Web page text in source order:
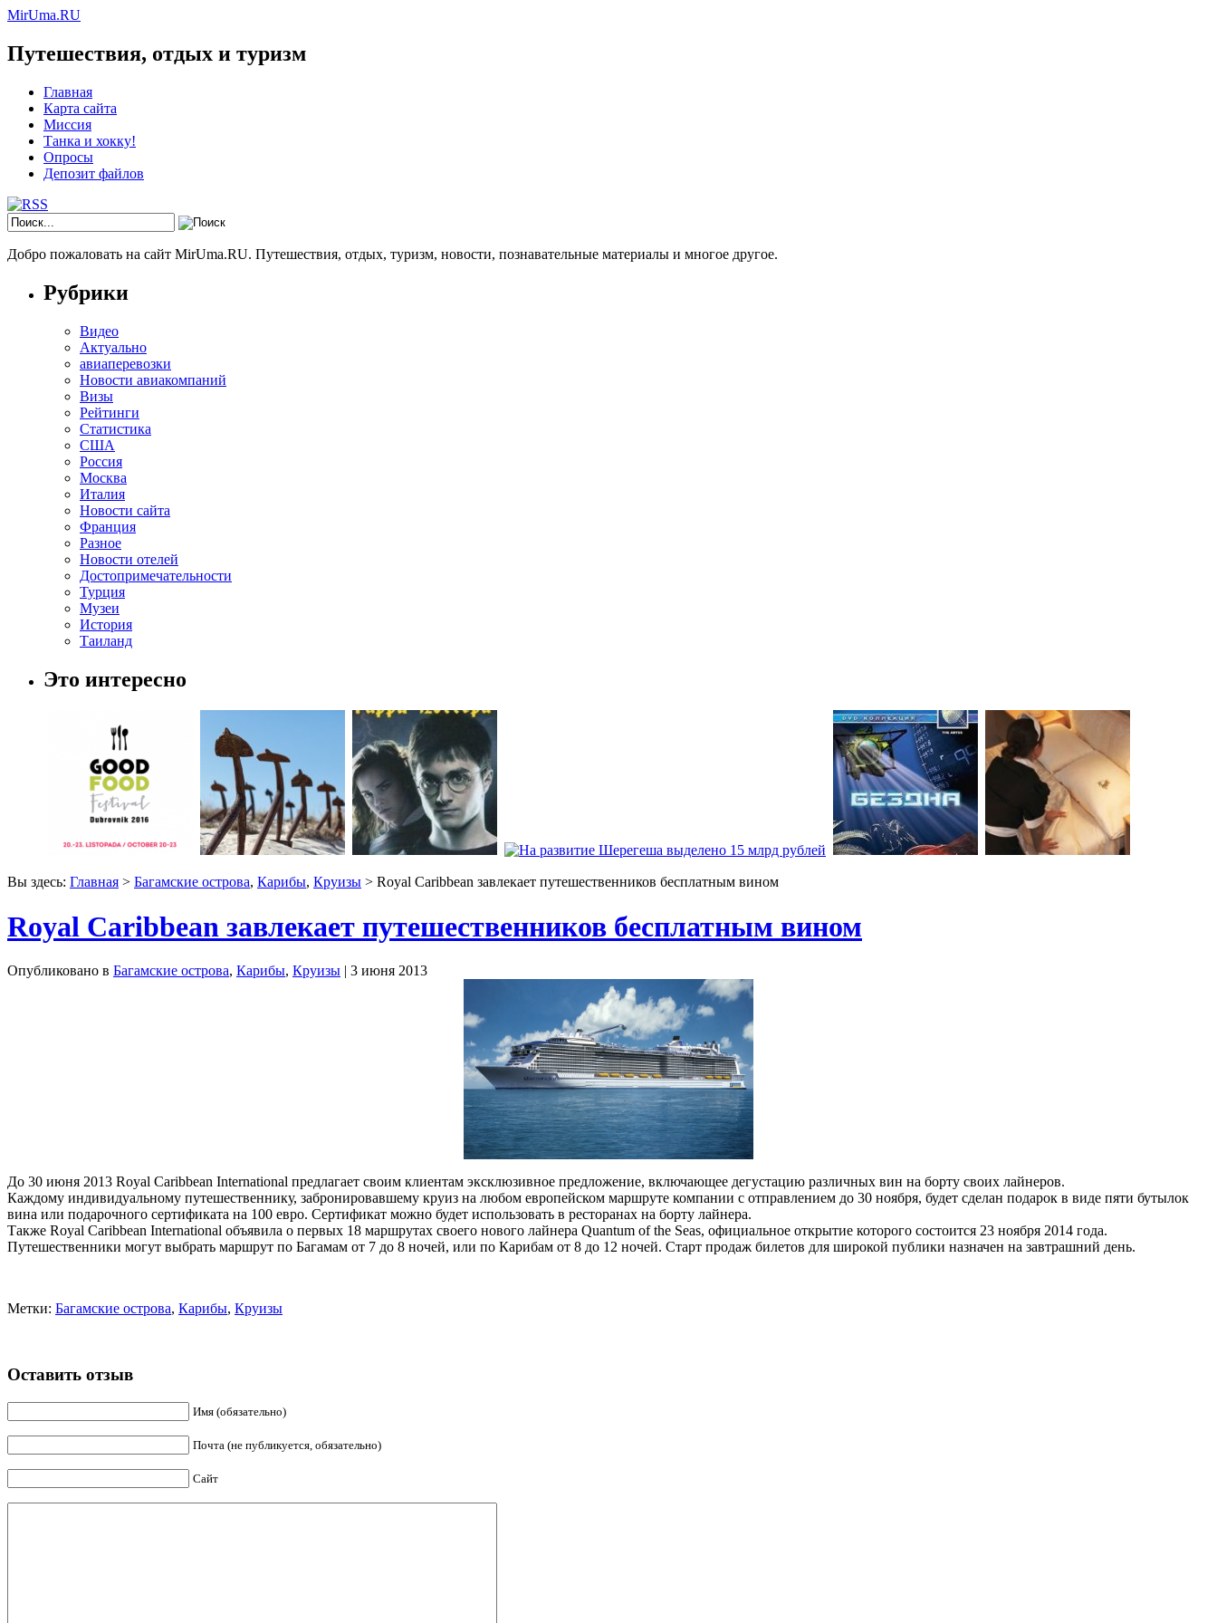
MirUma.RU
Путешествия, отдых и туризм
Главная
Карта сайта
Миссия
Танка и хокку!
Опросы
Депозит файлов
Добро пожаловать на сайт MirUma.RU. Путешествия, отдых, туризм, новости, познавательные материалы и многое другое.
Рубрики
Видео
Актуально
авиаперевозки
Новости авиакомпаний
Визы
Рейтинги
Статистика
США
Россия
Москва
Италия
Новости сайта
Франция
Разное
Новости отелей
Достопримечательности
Турция
Музеи
История
Таиланд
Это интересно
Вы здесь: Главная > Багамские острова, Карибы, Круизы > Royal Caribbean завлекает путешественников бесплатным вином
Royal Caribbean завлекает путешественников бесплатным вином
Опубликовано в Багамские острова, Карибы, Круизы | 3 июня 2013
До 30 июня 2013 Royal Caribbean International предлагает своим клиентам эксклюзивное предложение, включающее дегустацию различных вин на борту своих лайнеров.
Каждому индивидуальному путешественнику, забронировавшему круиз на любом европейском маршруте компании с отправлением до 30 ноября, будет сделан подарок в виде пяти бутылок
вина или подарочного сертификата на 100 евро. Сертификат можно будет использовать в ресторанах на борту лайнера.
Также Royal Caribbean International объявила о первых 18 маршрутах своего нового лайнера Quantum of the Seas, официальное открытие которого состоится 23 ноября 2014 года.
Путешественники могут выбрать маршрут по Багамам от 7 до 8 ночей, или по Карибам от 8 до 12 ночей. Старт продаж билетов для широкой публики назначен на завтрашний день.
Метки: Багамские острова, Карибы, Круизы
Оставить отзыв
Имя (обязательно)
Почта (не публикуется, обязательно)
Сайт